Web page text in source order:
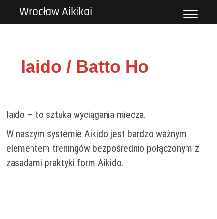
gettext
data-
content#!trpst#/trp-
gettext#!trpen#
Wrocław Aikikai
Iaido / Batto Ho
Iaido – to sztuka wyciągania miecza.
W naszym systemie Aikido jest bardzo ważnym
elementem treningów bezpośrednio połączonym z
zasadami praktyki form Aikido.